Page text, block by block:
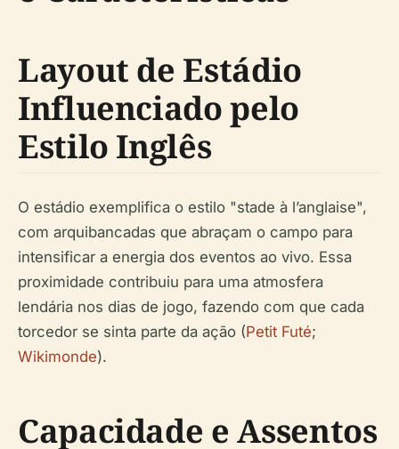
Layout de Estádio
Influenciado pelo
Estilo Inglês
O estádio exemplifica o estilo "stade à l’anglaise",
com arquibancadas que abraçam o campo para
intensificar a energia dos eventos ao vivo. Essa
proximidade contribuiu para uma atmosfera
lendária nos dias de jogo, fazendo com que cada
torcedor se sinta parte da ação (Petit Futé;
Wikimonde).
Capacidade e Assentos